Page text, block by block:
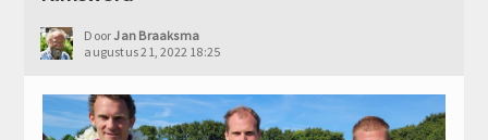
DoorJan Braaksma
augustus 21, 2022 18:25